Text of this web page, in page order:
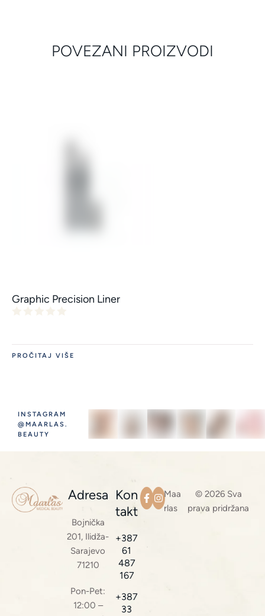
POVEZANI PROIZVODI
Graphic Precision Liner
PROČITAJ VIŠE
INSTAGRAM
@MAARLAS.
BEAUTY
Adresa
Bojnička
201, Ilidža-
Sarajevo
71210
Pon-Pet:
12:00 –
Kon
takt
+387
61
487
167
+387
33
Maa
rlas
© 2026 Sva
prava pridržana